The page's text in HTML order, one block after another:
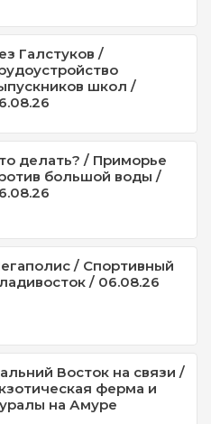
Галстуков /
школ /
делать? / Приморье
большой воды /
/ Спортивный
/ 06.08.26
Восток на связи /
ферма и
на Амуре